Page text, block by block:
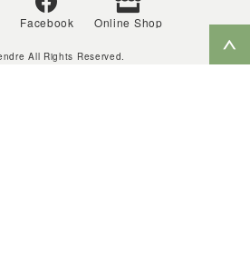
Facebook Online Shop
All Rights Reserved.